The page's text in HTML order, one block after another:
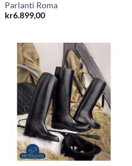
Parlanti Roma
kr6.899,00